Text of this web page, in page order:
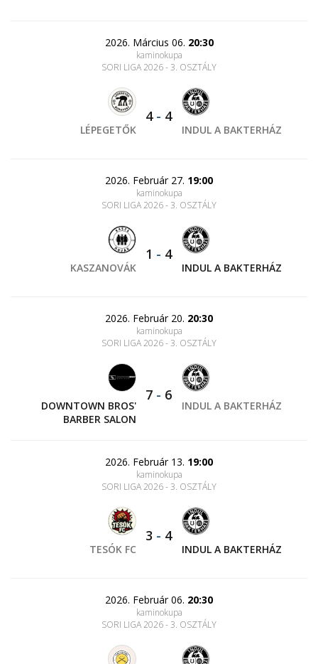
2026. Március 06. 20:30
kaminokupa
SORI LIGA 2026 - 3. OSZTÁLY
LÉPEGETŐK
4- 4
INDUL A BAKTERHÁZ
2026. Február 27. 19:00
kaminokupa
SORI LIGA 2026 - 3. OSZTÁLY
KASZANOVÁK
1 - 4
INDUL A BAKTERHÁZ
2026. Február 20. 20:30
kaminokupa
SORI LIGA 2026 - 3. OSZTÁLY
DOWNTOWN BROS'
BARBER SALON
7 - 6
INDUL A BAKTERHÁZ
2026. Február 13. 19:00
kaminokupa
SORI LIGA 2026 - 3. OSZTÁLY
TESÓK FC
3 - 4
INDUL A BAKTERHÁZ
2026. Február 06. 20:30
kaminokupa
SORI LIGA 2026 - 3. OSZTÁLY